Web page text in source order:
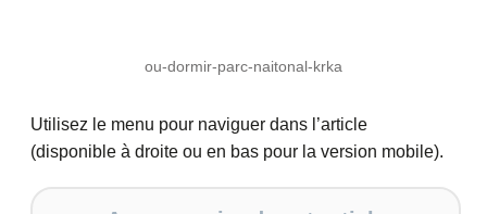
ou-dormir-parc-naitonal-krka
Utilisez le menu pour naviguer dans l’article
(disponible à droite ou en bas pour la version mobile).